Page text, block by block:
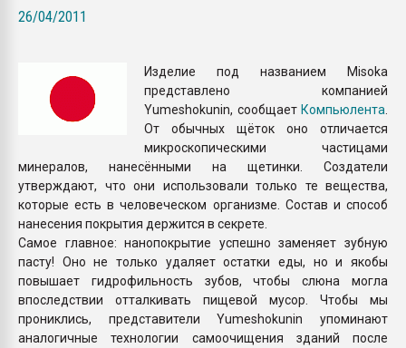
бутылок
ПЕРЕЙТИ НА
26/04/2011
Изделие под названием Misoka
представлено компанией
Yumeshokunin, сообщает Компьюлента
От обычных щёток оно отличается
микроскопическими частицами
минералов, нанесёнными на щетинки. Создатели
утверждают, что они использовали только те вещества,
которые есть в человеческом организме. Состав и способ
нанесения покрытия держится в секрете.
Самое главное: нанопокрытие успешно заменяет зубную
пасту! Оно не только удаляет остатки еды, но и якобы
повышает гидрофильность зубов, чтобы слюна могла
впоследствии отталкивать пищевой мусор. Чтобы мы
прониклись, представители Yumeshokunin упоминают
аналогичные технологии самоочищения зданий после